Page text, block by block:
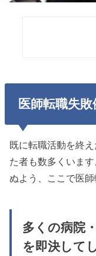
医師転職失
既に転職活動を終
た者も数多くいま
ぬよう、ここで医
多くの病院
を即決して